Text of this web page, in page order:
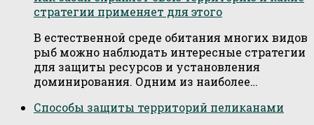
стратегии применяет для этого
В естественной среде обитания многих видов
рыб можно наблюдать интересные стратегии
для защиты ресурсов и установления
доминирования. Одним из наиболее…
Способы защиты территорий пеликанами